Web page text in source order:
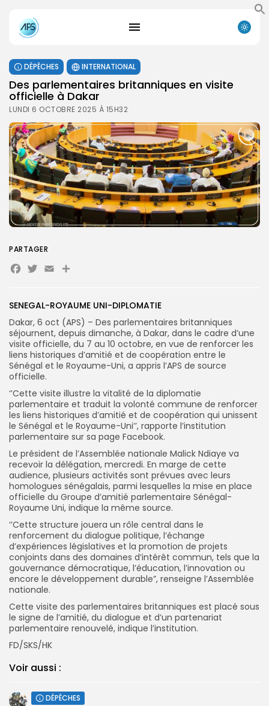
for:
FR
DÉPÊCHES INTERNATIONAL
Des parlementaires britanniques en visite
officielle à Dakar
LUNDI 6 OCTOBRE 2025 À 15H32
SENEGAL-ROYAUME UNI-DIPLOMATIE
Dakar, 6 oct (APS) – Des parlementaires britanniques
séjournent, depuis dimanche, à Dakar, dans le cadre d’une
visite officielle, du 7 au 10 octobre, en vue de renforcer les
liens historiques d’amitié et de coopération entre le
Sénégal et le Royaume-Uni, a appris l’APS de source
officielle.
‘’Cette visite illustre la vitalité de la diplomatie
parlementaire et traduit la volonté commune de renforcer
les liens historiques d’amitié et de coopération qui unissent
le Sénégal et le Royaume-Uni’’, rapporte l’institution
parlementaire sur sa page Facebook.
Le président de l’Assemblée nationale Malick Ndiaye va
recevoir la délégation, mercredi. En marge de cette
audience, plusieurs activités sont prévues avec leurs
homologues sénégalais, parmi lesquelles la mise en place
officielle du Groupe d’amitié parlementaire Sénégal-
Royaume Uni, indique la même source.
‘’Cette structure jouera un rôle central dans le
renforcement du dialogue politique, l’échange
d’expériences législatives et la promotion de projets
conjoints dans des domaines d’intérêt commun, tels que la
gouvernance démocratique, l’éducation, l’innovation ou
encore le développement durable”, renseigne l’Assemblée
nationale.
Cette visite des parlementaires britanniques est placé sous
le signe de l’amitié, du dialogue et d’un partenariat
parlementaire renouvelé, indique l’institution.
FD/SKS/HK
Voir aussi :
DÉPÊCHES
PARTAGER
Facebook
Twitter
EmailPartager